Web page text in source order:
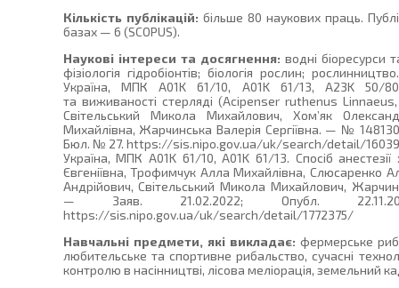
Кількість публікацій: більше 80 наукових праць.
базах — 6 (SCOPUS).
Наукові інтереси та досягнення: водні біоресурси
фізіологія гідробіонтів; біологія рослин;
Україна, МПК A01K 61/10, A01K 61/13, A23K 50/
та виживаності стерляді (Acipenser ruthenus Linnaeus,
Світельський Микола Михайлович, Хом’як
Михайлівна, Жарчинська Валерія Сергіївна. — №
Бюл. № 27. https://sis.nipo.gov.ua/uk/search/detail/
Україна, МПК A01K 61/10, A01K 61/13. Спосіб
Євгеніївна, Трофимчук Алла Михайлівна, Слюсаренко
Андрійович, Світельський Микола Михайлович,
— Заяв. 21.02.2022; Опубл.
https://sis.nipo.gov.ua/uk/search/detail/1772375/
Навчальні предмети, які викладає: фермерське
любительське та спортивне рибальство, сучасні
контролю в насінництві, лісова меліорація, земельний